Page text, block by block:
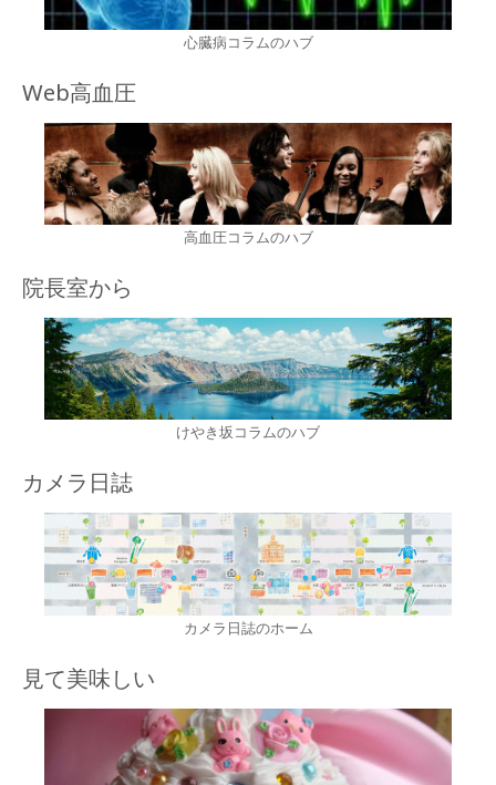
心臓病コラムのハブ
Web高血圧
高血圧コラムのハブ
院長室から
けやき坂コラムのハブ
カメラ日誌
カメラ日誌のホーム
見て美味しい